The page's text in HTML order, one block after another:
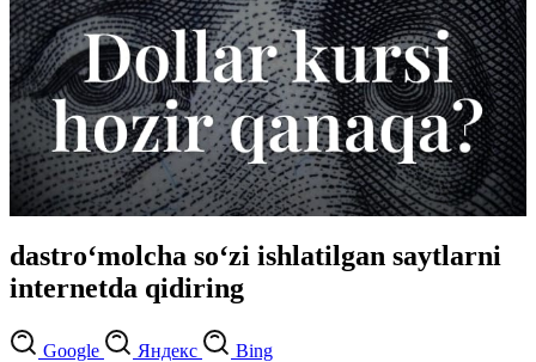
dastro‘molcha so‘zi ishlatilgan saytlarni
internetda qidiring
Google Яндекс Bing